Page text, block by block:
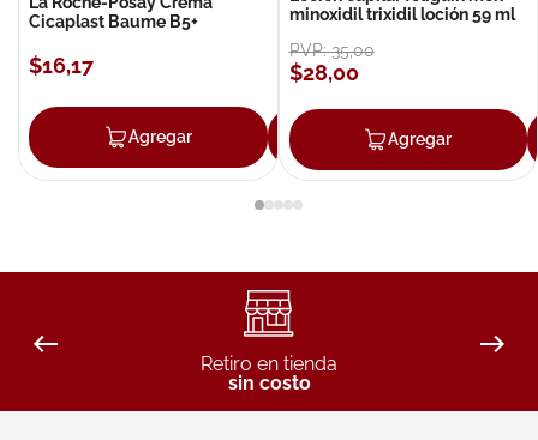
Cicaplast Baume B5+
$16,17
Agregar Agregar
minoxidil trixidil loción 59 ml
PVP:35,00
$28,00
Agregar
Retiro en tienda
sin costo